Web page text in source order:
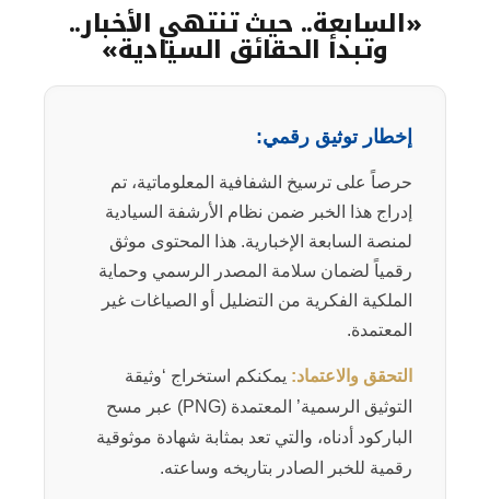
«السابعة.. حيث تنتهي الأخبار..
وتبدأ الحقائق السيادية»
إخطار توثيق رقمي:
حرصاً على ترسيخ الشفافية المعلوماتية، تم
إدراج هذا الخبر ضمن نظام الأرشفة السيادية
لمنصة السابعة الإخبارية. هذا المحتوى موثق
رقمياً لضمان سلامة المصدر الرسمي وحماية
الملكية الفكرية من التضليل أو الصياغات غير
المعتمدة.
التحقق والاعتماد: يمكنكم استخراج ‘وثيقة
التوثيق الرسمية’ المعتمدة (PNG) عبر مسح
الباركود أدناه، والتي تعد بمثابة شهادة موثوقية
رقمية للخبر الصادر بتاريخه وساعته.